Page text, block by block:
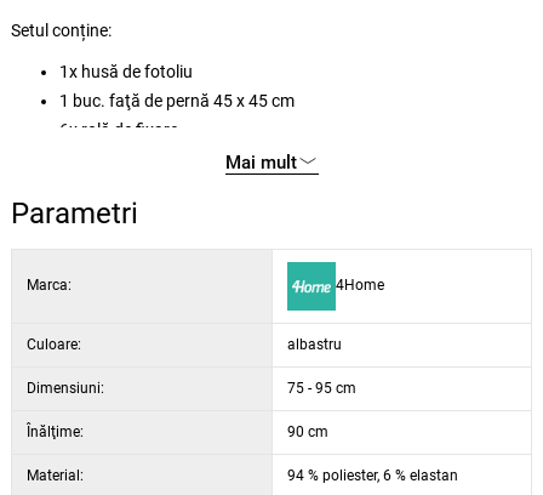
Setul conține:
1x husă de fotoliu
1 buc. faţă de pernă 45 x 45 cm
6x rolă de fixare
Mai mult
Parametri
Marca: 4Home
Culoare: albastru
Dimensiuni: 75 - 95 cm
Înălţime: 90 cm
Material: 94 % poliester, 6 % elastan